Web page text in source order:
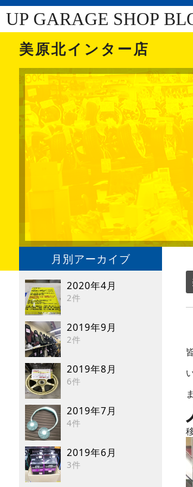
UP GARAGE SHOP
美原北インター店
月別アーカイブ
2020年4月
2件
2019年9月
2件
2019年8月
6件
2019年7月
4件
2019年6月
3件